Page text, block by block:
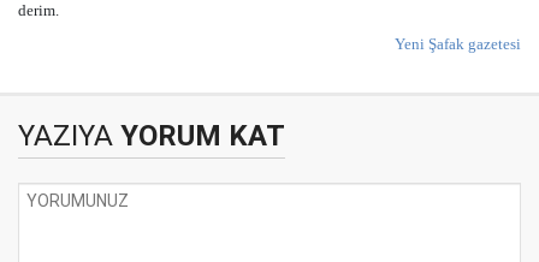
derim.
Yeni Şafak gazetesi
YAZIYA YORUM KAT